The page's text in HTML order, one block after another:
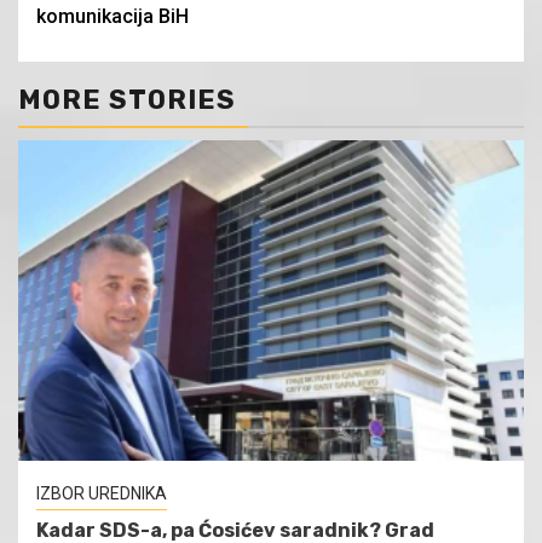
komunikacija BiH
MORE STORIES
IZBOR UREDNIKA
Kadar SDS-a, pa Ćosićev saradnik? Grad